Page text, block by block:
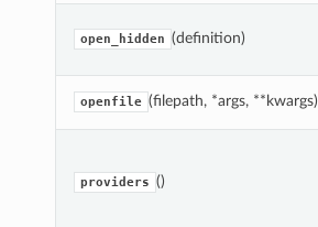
open_hidden (definition)
openfile (filepath, *args, **kwargs)
providers ()